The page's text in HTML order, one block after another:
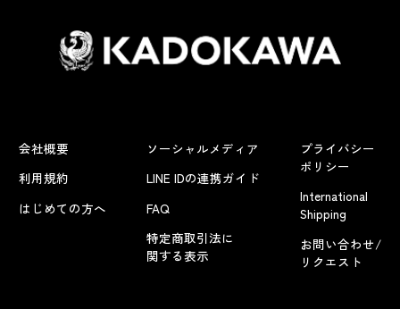
会社概要
利用規約
はじめての方へ
ソーシャルメディア
LINE IDの連携ガイド
FAQ
特定商取引法に
関する表示
プライバシー
ポリシー
International
Shipping
お問い合わせ/
リクエスト